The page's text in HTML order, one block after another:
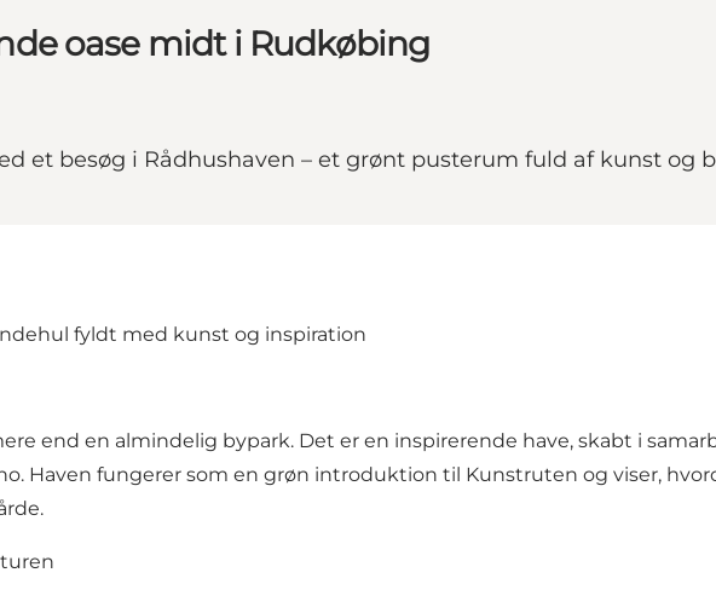
oase midt i Rudkøbing
et besøg i Rådhushaven – et grønt pusterum fuld af kunst og
fyldt med kunst og inspiration
end en almindelig bypark. Det er en inspirerende have, skabt i
Haven fungerer som en grøn introduktion til Kunstruten og viser,